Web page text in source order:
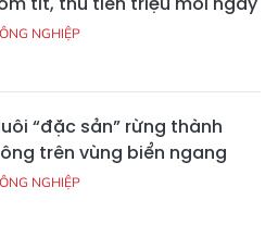
NGHIỆP
“đặc sản” rừng thành
trên vùng biển ngang
NGHIỆP